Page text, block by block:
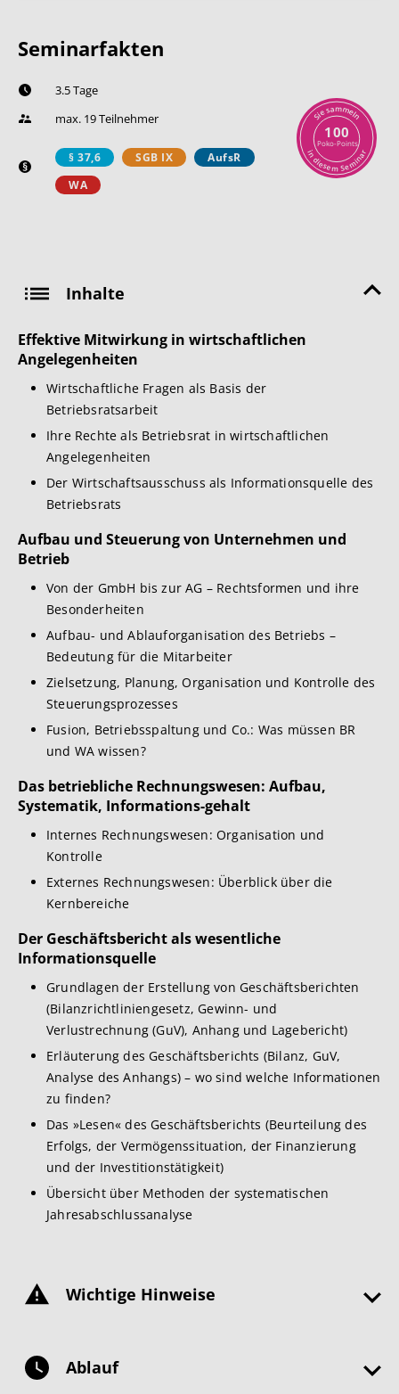
Inhalte
Effektive Mitwirkung in wirtschaftlichen
Angelegenheiten
Wirtschaftliche Fragen als Basis der
Betriebsratsarbeit
Ihre Rechte als Betriebsrat in wirtschaftlichen
Angelegenheiten
Der Wirtschaftsausschuss als Informationsquelle des
Betriebsrats
Aufbau und Steuerung von Unternehmen und
Betrieb
Von der GmbH bis zur AG – Rechtsformen und ihre
Besonderheiten
Aufbau- und Ablauforganisation des Betriebs –
Bedeutung für die Mitarbeiter
Zielsetzung, Planung, Organisation und Kontrolle des
Steuerungsprozesses
Fusion, Betriebsspaltung und Co.: Was müssen BR
und WA wissen?
Das betriebliche Rechnungswesen: Aufbau,
Systematik, Informations-gehalt
Internes Rechnungswesen: Organisation und
Kontrolle
Externes Rechnungswesen: Überblick über die
Kernbereiche
Der Geschäftsbericht als wesentliche
Informationsquelle
Grundlagen der Erstellung von Geschäftsberichten
(Bilanzrichtliniengesetz, Gewinn- und
Verlustrechnung (GuV), Anhang und Lagebericht)
Erläuterung des Geschäftsberichts (Bilanz, GuV,
Analyse des Anhangs) – wo sind welche Informationen
zu finden?
Das »Lesen« des Geschäftsberichts (Beurteilung des
Erfolgs, der Vermögenssituation, der Finanzierung
und der Investitionstätigkeit)
Übersicht über Methoden der systematischen
Jahresabschlussanalyse
Wichtige Hinweise
Ablauf
Seminarfakten
3.5 Tage
max. 19 Teilnehmer
§ 37,6 SGB IX
AufsR
WA
i
n
d
iesemSemi
n
a
r
S
iesammel
n
100
Poko-Points